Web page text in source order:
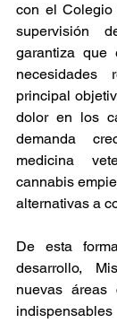
con el
supervisión
garantiza que
necesidades
principal
dolor en los
demanda
medicina
cannabis
alternativas a
De esta
desarrollo,
nuevas áreas